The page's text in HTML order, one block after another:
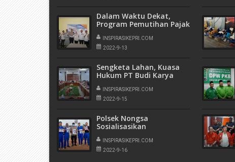
Dalam Waktu Dekat,
Program Pemutihan Pajak
Kendaraan Tahap 2
Kembali Dilaksanakan
INSPIRASIKEPRI.COM
2022-9-13
Sengketa Lahan, Kuasa
Hukum PT Budi Karya
Mashalim : BP Batam
Tidak Menjamin
Kepastian Kenyamanan
INSPIRASIKEPRI.COM
2022-9-15
Polsek Nongsa
Sosialisasikan
Penerimaan Tamtama
Polri Gelombang I Tahun
2023 Polda Kepri Kepada
INSPIRASIKEPRI.COM
2022-9-16